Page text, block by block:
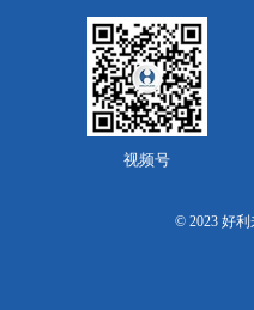
视频号
© 2023 好